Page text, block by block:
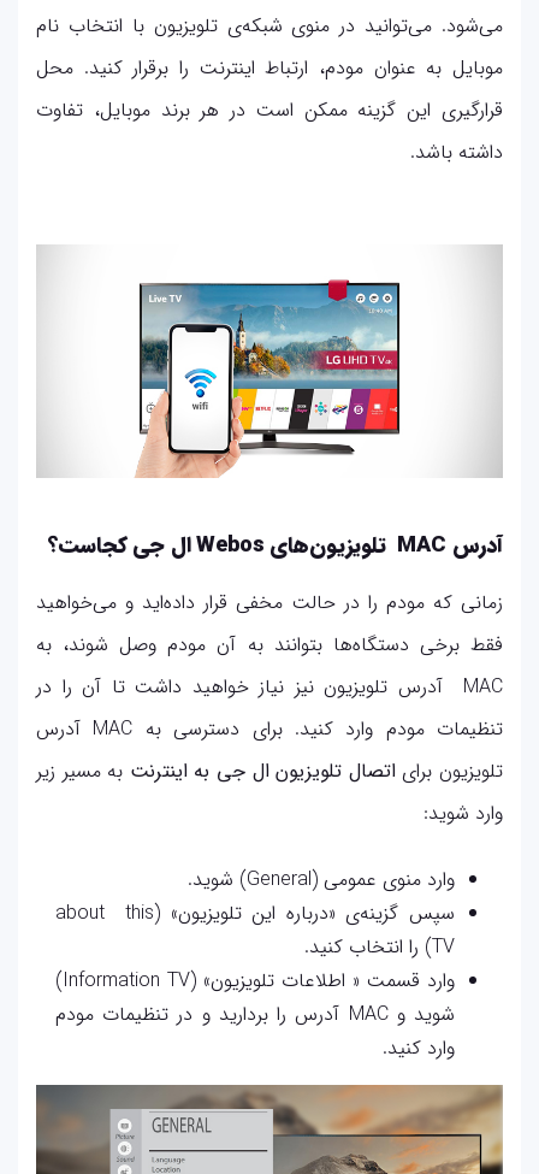
می‌شود. می‌توانید در منوی شبکه‌ی تلویزیون با انتخاب نام
موبایل به عنوان مودم، ارتباط اینترنت را برقرار کنید. محل
قرارگیری این گزینه ممکن است در هر برند موبایل، تفاوت
داشته باشد.
آدرس MAC تلویزیون‌های Webos ال جی کجاست؟
زمانی که مودم را در حالت مخفی قرار داده‌اید و می‌خواهید
فقط برخی دستگاه‌ها بتوانند به آن مودم وصل شوند، به
MAC آدرس تلویزیون نیز نیاز خواهید داشت تا آن را در
تنظیمات مودم وارد کنید. برای دسترسی به MAC آدرس
تلویزیون برایاتصال تلویزیون ال جی به اینترنت به مسیر زیر
وارد شوید:
وارد منوی عمومی (General) شوید.
سپس گزینه‌ی «درباره این تلویزیون» (about this
TV) را انتخاب کنید.
وارد قسمت « اطلاعات تلویزیون» (Information TV)
شوید و MAC آدرس را بردارید و در تنظیمات مودم
وارد کنید.